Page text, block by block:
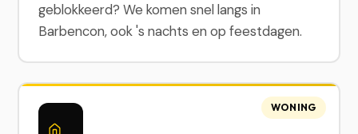
geblokkeerd? We komen snel langs in
Barbencon, ook 's nachts en op feestdagen.
WONING